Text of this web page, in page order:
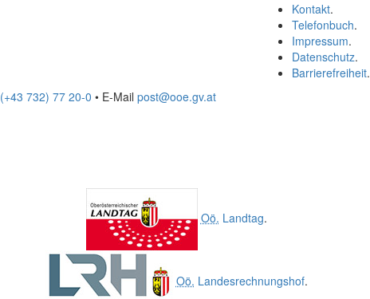
Kontakt.
Telefonbuch.
Impressum.
Datenschutz.
Barrierefreiheit.
(+43 732) 77 20-0 • E-Mail post@ooe.gv.at
Oö. Landtag.
Oö. Landesrechnungshof.